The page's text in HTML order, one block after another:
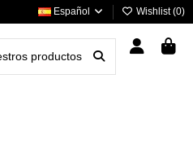
Español Wishlist (0)